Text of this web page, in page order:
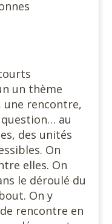
un thème
une rencontre,
au
des unités
On
elles. On
le déroulé du
On y
rencontre en